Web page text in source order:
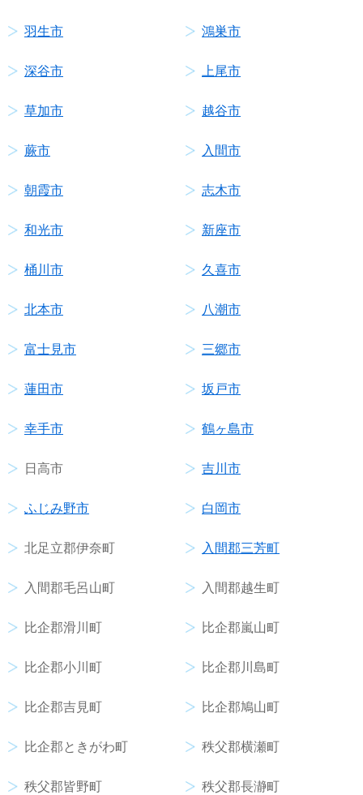
羽生市 鴻巣市
深谷市 上尾市
草加市 越谷市
蕨市 入間市
朝霞市 志木市
和光市 新座市
桶川市 久喜市
北本市 八潮市
富士見市 三郷市
蓮田市 坂戸市
幸手市 鶴ヶ島市
日高市 吉川市
ふじみ野市 白岡市
北足立郡伊奈町 入間郡三芳町
入間郡毛呂山町 入間郡越生町
比企郡滑川町 比企郡嵐山町
比企郡小川町 比企郡川島町
比企郡吉見町 比企郡鳩山町
比企郡ときがわ町 秩父郡横瀬町
秩父郡皆野町 秩父郡長瀞町